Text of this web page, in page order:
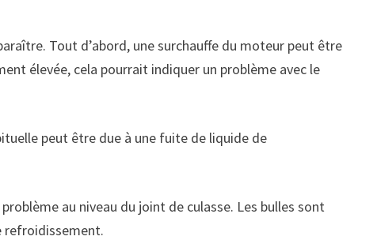
Tout d’abord, une surchauffe du moteur peut être
élevée, cela pourrait indiquer un problème avec le
peut être due à une fuite de liquide de
au niveau du joint de culasse. Les bulles sont
refroidissement.